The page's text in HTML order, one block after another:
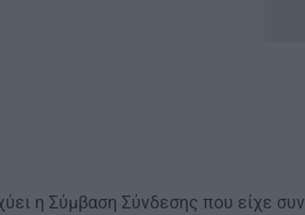
η Σύμβαση Σύνδεσης που είχε